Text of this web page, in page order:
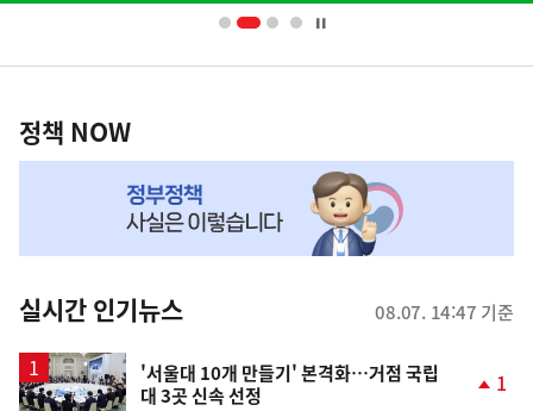
영
책
NOW,
뉴
스
정책 NOW
실시간 인기뉴스 08.07. 14:47 기준
'서울대 10개 만들기' 본격화…거점 국립
대 3곳 신속 선정
1